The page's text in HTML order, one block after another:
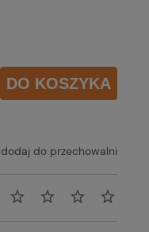
DO KOSZYKA
dodaj do przechowalni